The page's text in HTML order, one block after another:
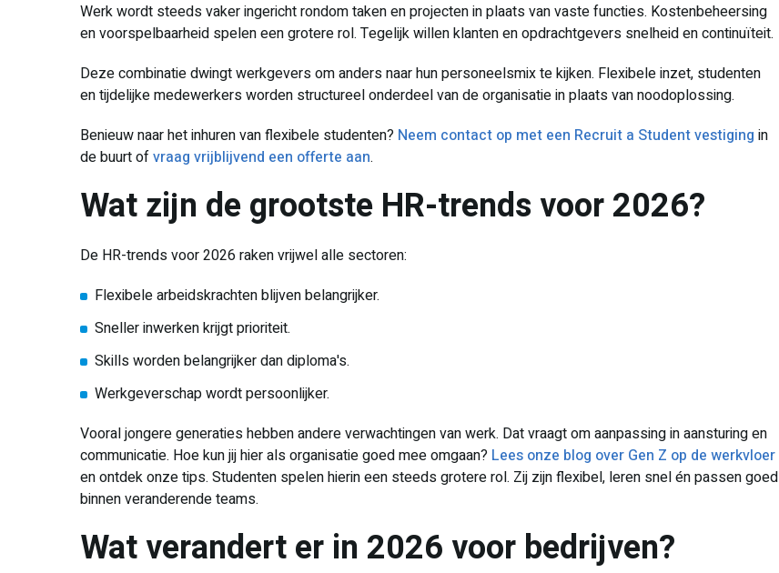
Werk wordt steeds vaker ingericht rondom taken en projecten in plaats van vaste functies. Kostenbeheersing
en voorspelbaarheid spelen een grotere rol. Tegelijk willen klanten en opdrachtgevers snelheid en continuïteit.
Deze combinatie dwingt werkgevers om anders naar hun personeelsmix te kijken. Flexibele inzet, studenten
en tijdelijke medewerkers worden structureel onderdeel van de organisatie in plaats van noodoplossing.
Benieuw naar het inhuren van flexibele studenten? Neem contact op met een Recruit a Student vestiging in
de buurt ofvraag vrijblijvend een offerte aan.
Wat zijn de grootste HR-trends voor 2026?
De HR-trends voor 2026 raken vrijwel alle sectoren:
Flexibele arbeidskrachten blijven belangrijker.
Sneller inwerken krijgt prioriteit.
Skills worden belangrijker dan diploma's.
Werkgeverschap wordt persoonlijker.
Vooral jongere generaties hebben andere verwachtingen van werk. Dat vraagt om aanpassing in aansturing en
communicatie. Hoe kun jij hier als organisatie goed mee omgaan? Lees onze blog over Gen Z op de werkvloer
en ontdek onze tips. Studenten spelen hierin een steeds grotere rol. Zij zijn flexibel, leren snel én passen goed
binnen veranderende teams.
Wat verandert er in 2026 voor bedrijven?